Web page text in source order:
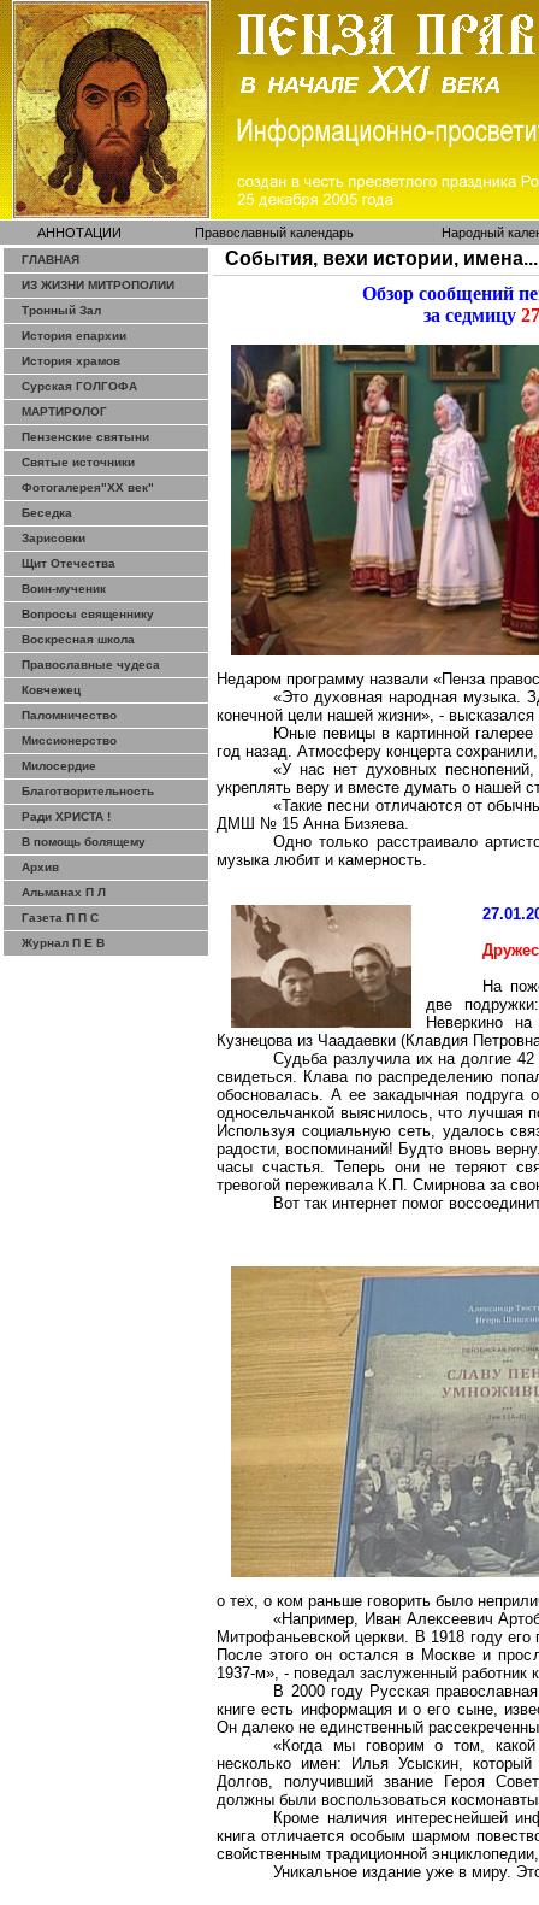
АННОТАЦИИ Православный календарь Народный
ГЛАВНАЯ
ИЗ ЖИЗНИ МИТРОПОЛИИ
Тронный Зал
История епархии
История храмов
Сурская ГОЛГОФА
МАРТИРОЛОГ
Пензенские святыни
Святые источники
Фотогалерея"ХХ век"
Беседка
Зарисовки
Щит Отечества
Воин-мученик
Вопросы священнику
Воскресная школа
Православные чудеса
Ковчежец
Паломничество
Миссионерство
Милосердие
Благотворительность
Ради ХРИСТА !
В помощь болящему
Архив
Альманах П Л
Газета П П С
Журнал П Е В
События, вехи истории, имена...
Обзор сообщений
за седмицу
Недаром программу назвали «Пенза
«Это духовная народная музыка.
конечной цели нашей жизни», -
Юные певицы в картинной
год назад. Атмосферу концерта
«У нас нет духовных
укреплять веру и вместе думать о
«Такие песни отличаются от
ДМШ № 15 Анна Бизяева.
Одно только расстраивало
музыка любит и камерность.
На
две
Неверкино
Кузнецова из Чаадаевки (Клавдия
Судьба разлучила их на долгие
свидеться. Клава по распределению
обосновалась. А ее закадычная
односельчанкой выяснилось, что лучшая
Используя социальную сеть, удалось
радости, воспоминаний! Будто вновь
часы счастья. Теперь они не теряют
тревогой переживала К.П. Смирнова за
Вот так интернет помог
о тех, о ком раньше говорить было
«Например, Иван Алексеевич
Митрофаньевской церкви. В 1918 году его
После этого он остался в Москве и
1937-м», - поведал заслуженный работник
В 2000 году Русская
книге есть информация и о его сыне,
Он далеко не единственный
«Когда мы говорим о том,
несколько имен: Илья Усыскин,
Долгов, получивший звание Героя
должны были воспользоваться
Кроме наличия интереснейшей
книга отличается особым шармом
свойственным традиционной
Уникальное издание уже в миру.